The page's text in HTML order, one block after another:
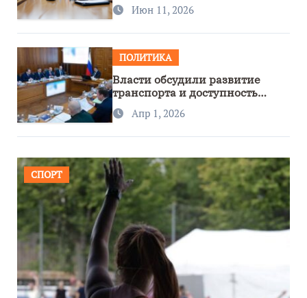
Июн 11, 2026
ПОЛИТИКА
Власти обсудили развитие
транспорта и доступность
региона
Апр 1, 2026
СПОРТ